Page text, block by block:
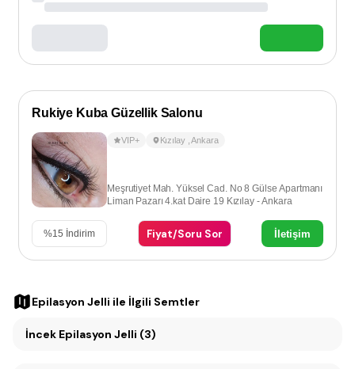
Rukiye Kuba Güzellik Salonu
VIP+ Kızılay ,Ankara
Meşrutiyet Mah. Yüksel Cad. No 8 Gülse Apartmanı
Liman Pazarı 4.kat Daire 19 Kızılay - Ankara
%15 İndirim Fiyat/Soru Sor İletişim
Epilasyon Jelli ile İlgili Semtler
İncek Epilasyon Jelli (3)